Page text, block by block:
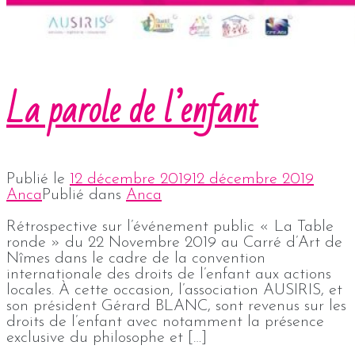
La parole de l’enfant
Publié le 12 décembre 2019 12 décembre 2019
Anca Publié dans Anca
Rétrospective sur l’événement public « La Table
ronde » du 22 Novembre 2019 au Carré d’Art de
Nîmes dans le cadre de la convention
internationale des droits de l’enfant aux actions
locales. À cette occasion, l’association AUSIRIS, et
son président Gérard BLANC, sont revenus sur les
droits de l’enfant avec notamment la présence
exclusive du philosophe et […]